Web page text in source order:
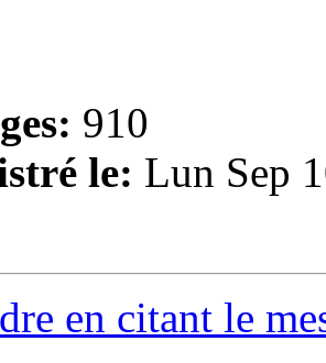
910
le: Lun Sep
en citant le